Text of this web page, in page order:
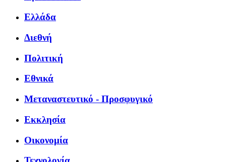
Ελλάδα
Διεθνή
Πολιτική
Εθνικά
Μεταναστευτικό - Προσφυγικό
Εκκλησία
Οικονομία